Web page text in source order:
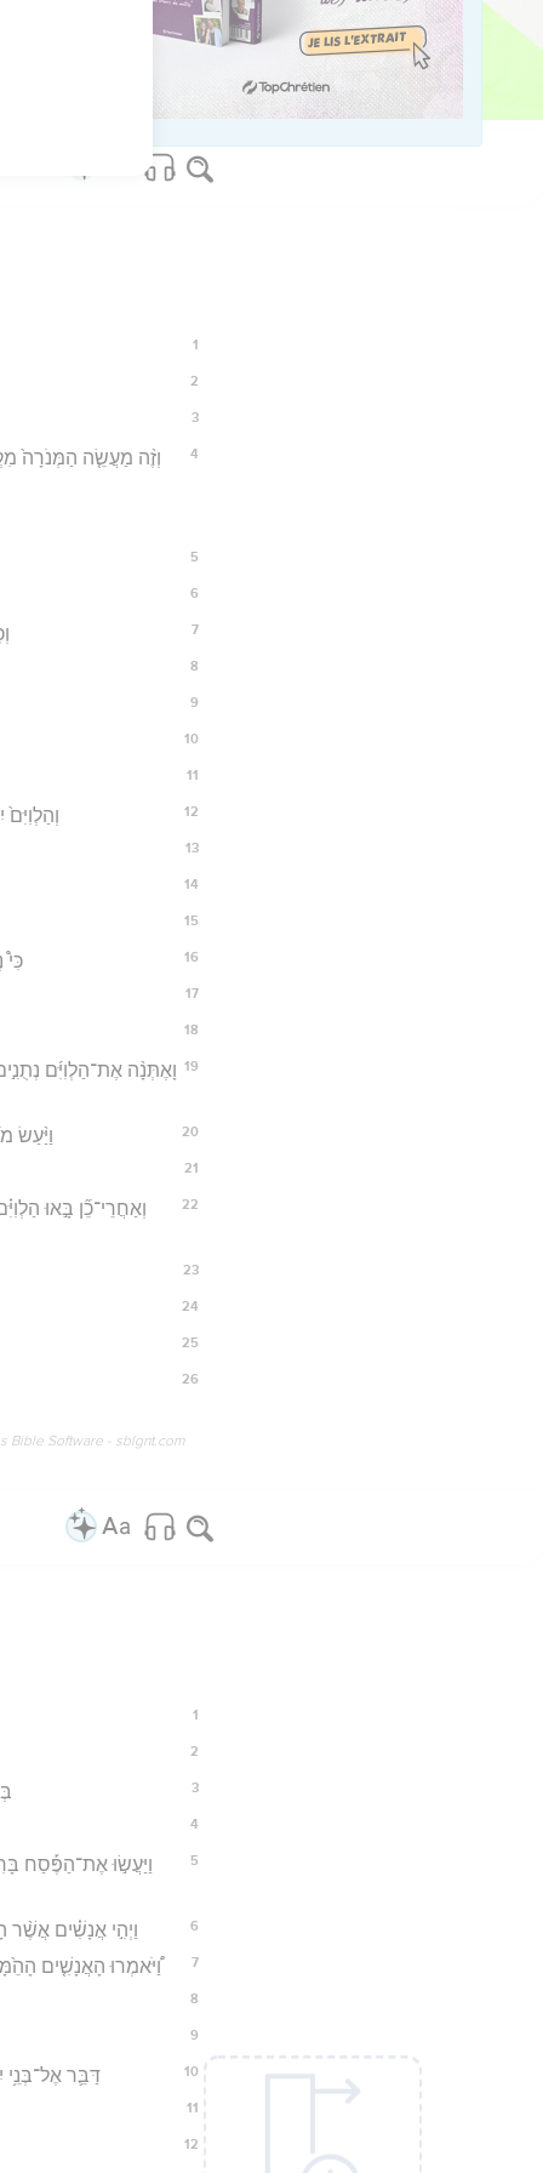
Software - sblgnt.com
1
2
3
4 וְזֶ֨ה מַעֲשֵׂ֤ה הַמְּנֹרָה֙
5
6
7
8
9
10
11
12
13
14
15
16
17
18
19 וָאֶתְּנָ֨ה אֶת־הַלְוִיִּ֜ם
20 וַיַּ֨עַשׂ
21
22
וְאַחֲרֵי־כֵ֞ן בָּ֣אוּ
23
24
25
26
Bible Software - sblgnt.com
1
2
3
4
5
וַיַּעֲשׂ֣וּ אֶת־הַפֶּ֡סַח
6 וַיְהִ֣י אֲנָשִׁ֗ים אֲשֶׁ֨ר
7 וַ֠יֹּאמְרוּ הָאֲנָשִׁ֤ים
8
9
10 דַּבֵּ֛ר
11
12